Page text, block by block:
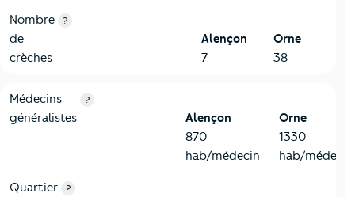
Nombre
de
crèches
?
Alençon
7
Orne
38
5-Commerces
Critères Alençon
Médecins
généralistes
?
Alençon
870
hab/médecin
Orne
1330
hab/médecin
Quartier
?